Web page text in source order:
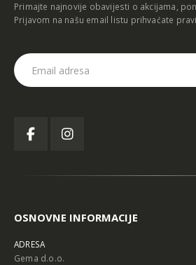
Primajte najnovije obavijesti o akcijama,
Prijavom na našu email listu prihvaćate
OSNOVNE INFORMACIJE
ADRESA
Gema d.o.o.